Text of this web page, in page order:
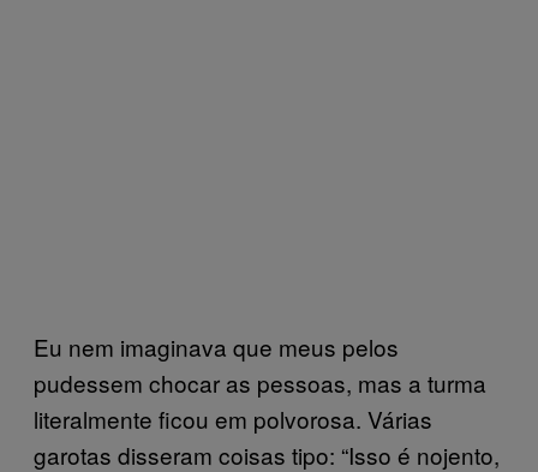
Eu nem imaginava que meus pelos
pudessem chocar as pessoas, mas a turma
literalmente ficou em polvorosa. Várias
garotas disseram coisas tipo: “Isso é nojento,